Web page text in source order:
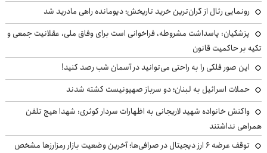
رونمایی رئال از گران‌ترین خرید تاریخش؛ دیومانده راهی مادرید شد
پزشکیان: پاسداشت مشروطه، فراخوانی است برای وفاق ملی، عقلانیت جمعی و
تکیه بر حاکمیت قانون
این صور فلکی را به راحتی می‌توانید در آسمان شب رصد کنید!
حملات اسرائیل به لبنان؛ دو سرباز صهیونیست کشته شدند
واکنش خانواده شهید لاریجانی به اظهارات سردار کوثری: شهدا هیچ تلفن
همراهی نداشتند
توقف عرضه ۶ ارز دیجیتال در صرافی‌ها؛ آخرین وضعیت بازار رمزارزها مشخص